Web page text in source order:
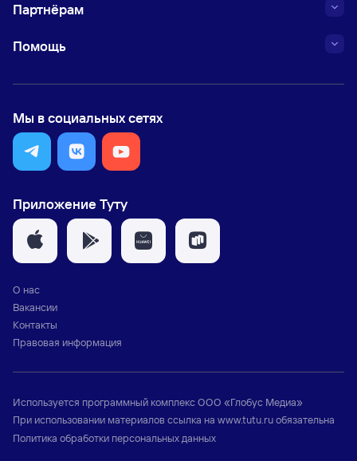
Партнёрам
Помощь
Мы в социальных сетях
Приложение Туту
О нас
Вакансии
Контакты
Правовая информация
Используется программный комплексООО «Глобус Медиа»
При использовании материалов ссылка на www.tutu.ruобязательна
Политика обработки персональных данных